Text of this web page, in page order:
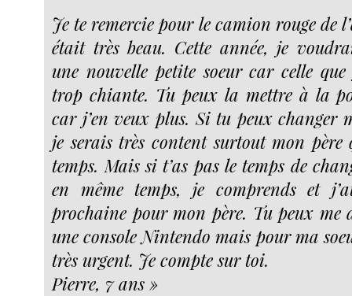
Je te remercie pour le camion rouge de
était très beau. Cette année, je
une nouvelle petite soeur car celle
trop chiante. Tu peux la mettre à la
car j’en veux plus. Si tu peux changer
je serais très content surtout mon père
temps. Mais si t’as pas le temps de
en même temps, je comprends et
prochaine pour mon père. Tu peux me
une console Nintendo mais pour ma
très urgent. Je compte sur toi.
Pierre, 7 ans »